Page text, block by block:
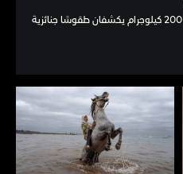
مدخلٌ شرقي وباب حجري يزن أكثر من 200 كيلوجرام يكشفان طقوسًا جنائزية